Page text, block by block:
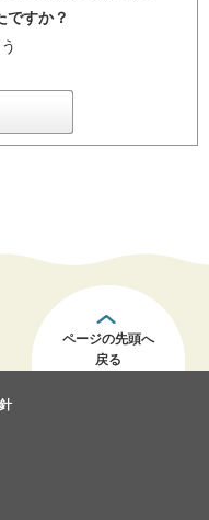
ですか？
ページの先頭へ
戻る